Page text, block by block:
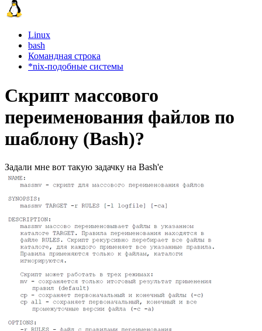
Linux
bash
Командная строка
*nix-подобные системы
Скрипт массового
переименования файлов по
шаблону (Bash)?
Задали мне вот такую задачку на Bash'е